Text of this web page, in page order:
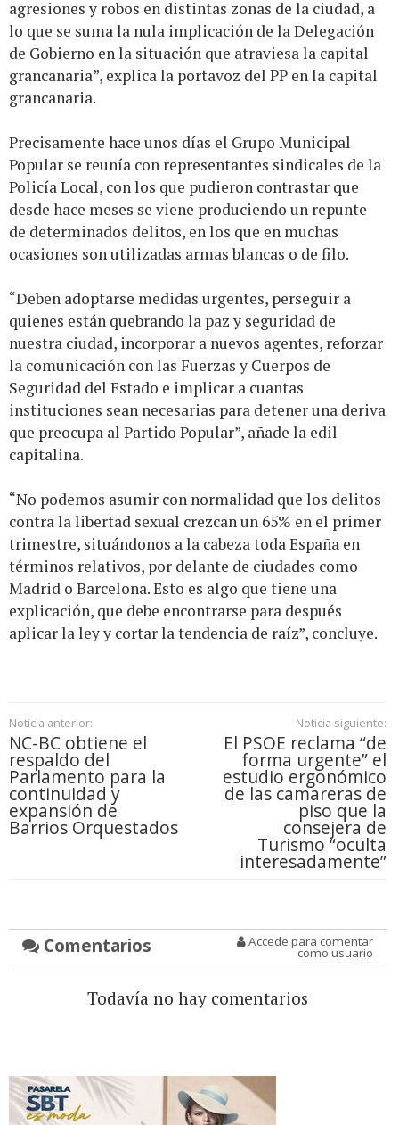
agresiones y robos en distintas zonas de la ciudad, a
lo que se suma la nula implicación de la Delegación
de Gobierno en la situación que atraviesa la capital
grancanaria”, explica la portavoz del PP en la capital
grancanaria.
Precisamente hace unos días el Grupo Municipal
Popular se reunía con representantes sindicales de la
Policía Local, con los que pudieron contrastar que
desde hace meses se viene produciendo un repunte
de determinados delitos, en los que en muchas
ocasiones son utilizadas armas blancas o de filo.
“Deben adoptarse medidas urgentes, perseguir a
quienes están quebrando la paz y seguridad de
nuestra ciudad, incorporar a nuevos agentes, reforzar
la comunicación con las Fuerzas y Cuerpos de
Seguridad del Estado e implicar a cuantas
instituciones sean necesarias para detener una deriva
que preocupa al Partido Popular”, añade la edil
capitalina.
“No podemos asumir con normalidad que los delitos
contra la libertad sexual crezcan un 65% en el primer
trimestre, situándonos a la cabeza toda España en
términos relativos, por delante de ciudades como
Madrid o Barcelona. Esto es algo que tiene una
explicación, que debe encontrarse para después
aplicar la ley y cortar la tendencia de raíz”, concluye.
Noticia anterior:
NC-BC obtiene el
respaldo del
Parlamento para la
continuidad y
expansión de
Barrios Orquestados
Noticia siguiente:
El PSOE reclama “de
forma urgente” el
estudio ergonómico
de las camareras de
piso que la
consejera de
Turismo “oculta
interesadamente”
Comentarios Accede para comentar
como usuario
Todavía no hay comentarios